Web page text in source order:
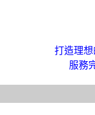
打造理
服務